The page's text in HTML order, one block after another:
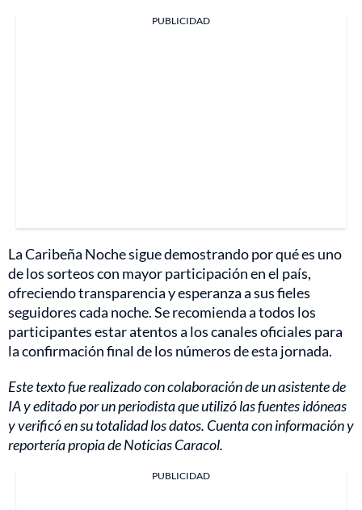
PUBLICIDAD
La Caribeña Noche sigue demostrando por qué es uno
de los sorteos con mayor participación en el país,
ofreciendo transparencia y esperanza a sus fieles
seguidores cada noche. Se recomienda a todos los
participantes estar atentos a los canales oficiales para
la confirmación final de los números de esta jornada.
Este texto fue realizado con colaboración de un asistente de
IA y editado por un periodista que utilizó las fuentes idóneas
y verificó en su totalidad los datos. Cuenta con información y
reportería propia de Noticias Caracol.
PUBLICIDAD